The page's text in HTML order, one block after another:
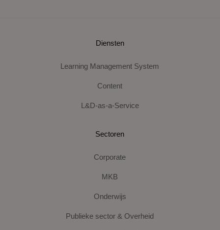
Diensten
Learning Management System
Content
L&D-as-a-Service
Sectoren
Corporate
MKB
Onderwijs
Publieke sector & Overheid